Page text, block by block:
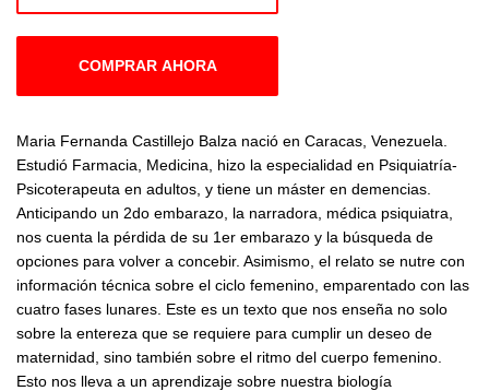
COMPRAR AHORA
Maria Fernanda Castillejo Balza nació en Caracas, Venezuela.
Estudió Farmacia, Medicina, hizo la especialidad en Psiquiatría-
Psicoterapeuta en adultos, y tiene un máster en demencias.
Anticipando un 2do embarazo, la narradora, médica psiquiatra,
nos cuenta la pérdida de su 1er embarazo y la búsqueda de
opciones para volver a concebir. Asimismo, el relato se nutre con
información técnica sobre el ciclo femenino, emparentado con las
cuatro fases lunares. Este es un texto que nos enseña no solo
sobre la entereza que se requiere para cumplir un deseo de
maternidad, sino también sobre el ritmo del cuerpo femenino.
Esto nos lleva a un aprendizaje sobre nuestra biología